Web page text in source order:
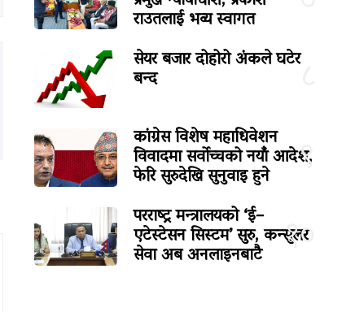
राउतलाई भव्य स्वागत
सेयर बजार दोहोरो अंकले घटेर
बन्द
९
कांग्रेस विशेष महाधिवेशन
विवादमा सर्वोच्चको नयाँ आदेश,
फेरि सुरुदेखि सुनुवाइ हुने
१०
परराष्ट्र मन्त्रालयको ‘ई–
एटेस्टेसन सिस्टम’ सुरु, कन्सुलर
सेवा अब अनलाइनबाटै